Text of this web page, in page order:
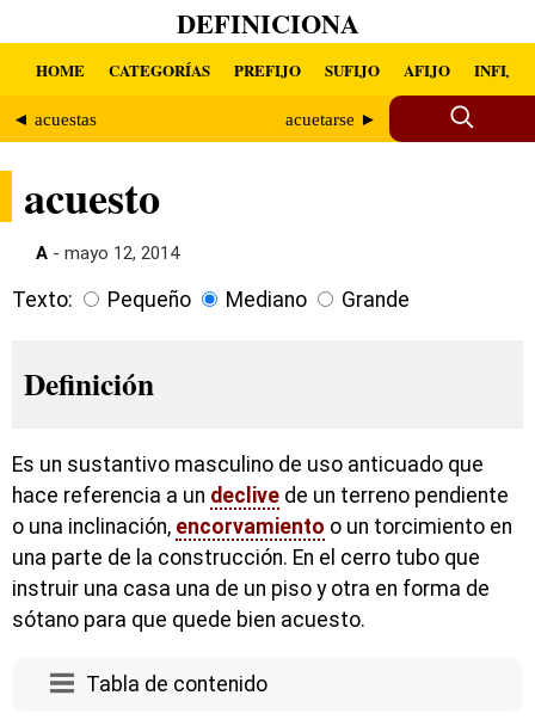
DEFINICIONA
HOME CATEGORÍAS PREFIJO SUFIJO AFIJO INFIJO
◄ acuestas acuetarse ►
acuesto
A - mayo 12, 2014
Texto: Pequeño Mediano Grande
Definición
Es un sustantivo masculino de uso anticuado que
hace referencia a un declive de un terreno pendiente
o una inclinación, encorvamiento o un torcimiento en
una parte de la construcción. En el cerro tubo que
instruir una casa una de un piso y otra en forma de
sótano para que quede bien acuesto.
Tabla de contenido